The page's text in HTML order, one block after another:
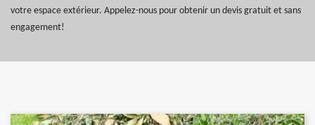
votre espace extérieur. Appelez-nous pour obtenir un devis gratuit et sans
engagement!